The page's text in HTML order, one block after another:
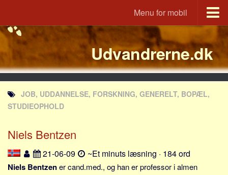
Menu for mobil
Portal
Udvandrerne.dk
Utvandrerne.no
Utvandrarna.se
Tyskland.dk
Rusland.dk
JLKM.dk
Lande
Udvandrerne.dk
JOB, UDDANNELSE, FORSKNING, GENERELT, BOPÆL,
STUDIEOPHOLD
Niels Bentzen
21-06-09 ~Et minuts læsning · 184 ord
Niels Bentzener cand.med., og han er professor i almen